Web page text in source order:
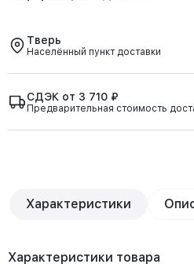
Тверь
Населённый пункт доставки
СДЭК от 3 710 ₽
Предварительная стоимость
Характеристики
Характеристики товара